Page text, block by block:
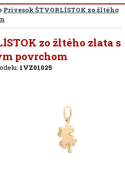
Prívesok ŠTVORLÍSTOK zo žltého
zo žltého zlata s
povrchom
1VZ01025